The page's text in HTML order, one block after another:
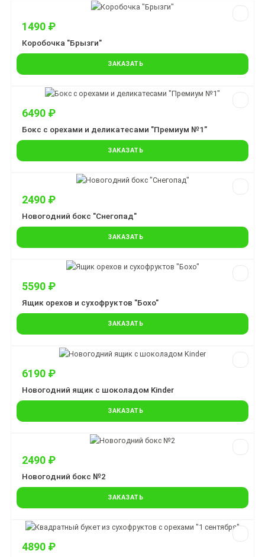
1490 ₽
Коробочка "Брызги"
ЗАКАЗАТЬ
6490 ₽
Бокс с орехами и деликатесами "Премиум №1"
ЗАКАЗАТЬ
2490 ₽
Новогодний бокс "Снегопад"
ЗАКАЗАТЬ
5590 ₽
Ящик орехов и сухофруктов "Бохо"
ЗАКАЗАТЬ
6190 ₽
Новогодний ящик с шоколадом Kinder
ЗАКАЗАТЬ
2490 ₽
Новогодний бокс №2
ЗАКАЗАТЬ
4890 ₽